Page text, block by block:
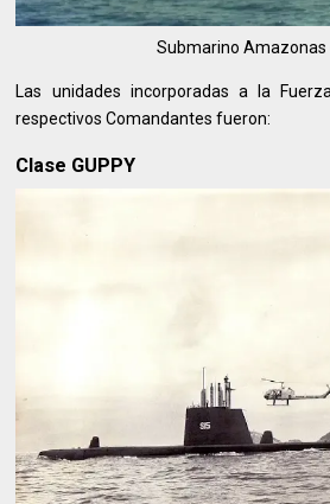
Submarino Amazonas
Las unidades incorporadas a la
respectivos Comandantes fueron:
Clase GUPPY